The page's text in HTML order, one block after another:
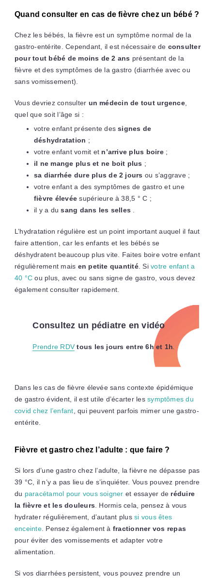
Quand consulter en cas de fièvre chez un bébé ?
Chez les bébés, la fièvre est un symptôme normal de la
gastro-entérite. Cependant, il est nécessaire de consulter
pour tout bébé de moins de 2 ans présentant de la
fièvre et des symptômes de la gastro (diarrhée avec ou
sans vomissement).
Vous devriez consulter un médecin de tout urgence,
quel que soit l’âge si :
votre enfant présente dessignes de
déshydratation ;
votre enfant vomit et n’arrive plus boire;
il ne mange plus et ne boit plus ;
sa diarrhée dure plus de 2 jours ou s’aggrave ;
votre enfant a des symptômes de gastro et une
fièvre élevée supérieure à 38,5 ° C ;
il y a dusang dans les selles .
L’hydratation régulière est un point important auquel il faut
faire attention, car les enfants et les bébés se
déshydratent beaucoup plus vite. Faites boire votre enfant
régulièrement mais en petite quantité. Sivotre enfant a
40 °C ou plus, avec ou sans signe de gastro, vous devez
également consulter rapidement.
Consultez un pédiatre en vidéo
Prendre RDV tous les jours entre 6h et 1h.
Dans les cas de fièvre élevée sans contexte épidémique
de gastro évident, il est utile d’écarter lessymptômes du
covid chez l’enfant, qui peuvent parfois mimer une gastro-
entérite.
Fièvre et gastro chez l’adulte : que faire ?
Si lors d’une gastro chez l’adulte, la fièvre ne dépasse pas
39 °C, il n’y a pas lieu de s’inquiéter. Vous pouvez prendre
du paracétamol pour vous soigner et essayer de réduire
la fièvre et les douleurs. Hormis cela, pensez à vous
hydrater régulièrement, d’autant plussi vous êtes
enceinte. Pensez également à fractionner vos repas
pour éviter des vomissements et adapter votre
alimentation.
Si vos diarrhées persistent, vous pouvez prendre un